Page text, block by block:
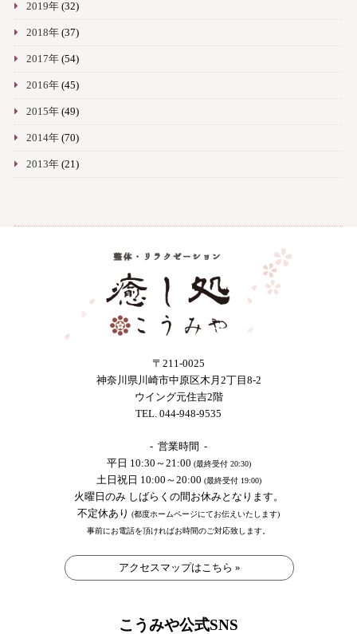
2019年(32)
2018年(37)
2017年(54)
2016年(45)
2015年(49)
2014年(70)
2013年(21)
〒211-0025
神奈川県川崎市中原区木月2丁目8-2
ウイング元住吉2階
TEL. 044-948-9535
- 営業時間 -
平日 10:30～21:00 (最終受付 20:30)
土日祝日 10:00～20:00 (最終受付 19:00)
火曜日のみ しばらくの間お休みとなります。
不定休あり (都度ホームページにてお伝えいたします)
事前にお電話を頂ければお時間のご対応致します。
アクセスマップはこちら »
こうみや公式SNS